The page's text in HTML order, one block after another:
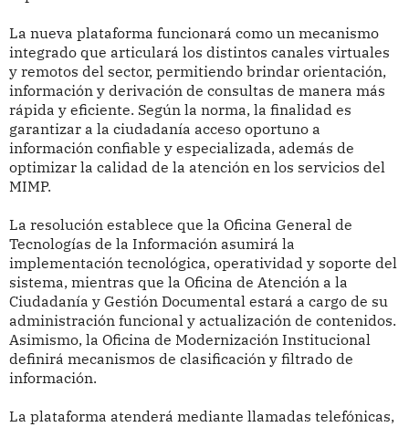
La nueva plataforma funcionará como un mecanismo
integrado que articulará los distintos canales virtuales
y remotos del sector, permitiendo brindar orientación,
información y derivación de consultas de manera más
rápida y eficiente. Según la norma, la finalidad es
garantizar a la ciudadanía acceso oportuno a
información confiable y especializada, además de
optimizar la calidad de la atención en los servicios del
MIMP.
La resolución establece que la Oficina General de
Tecnologías de la Información asumirá la
implementación tecnológica, operatividad y soporte del
sistema, mientras que la Oficina de Atención a la
Ciudadanía y Gestión Documental estará a cargo de su
administración funcional y actualización de contenidos.
Asimismo, la Oficina de Modernización Institucional
definirá mecanismos de clasificación y filtrado de
información.
La plataforma atenderá mediante llamadas telefónicas,